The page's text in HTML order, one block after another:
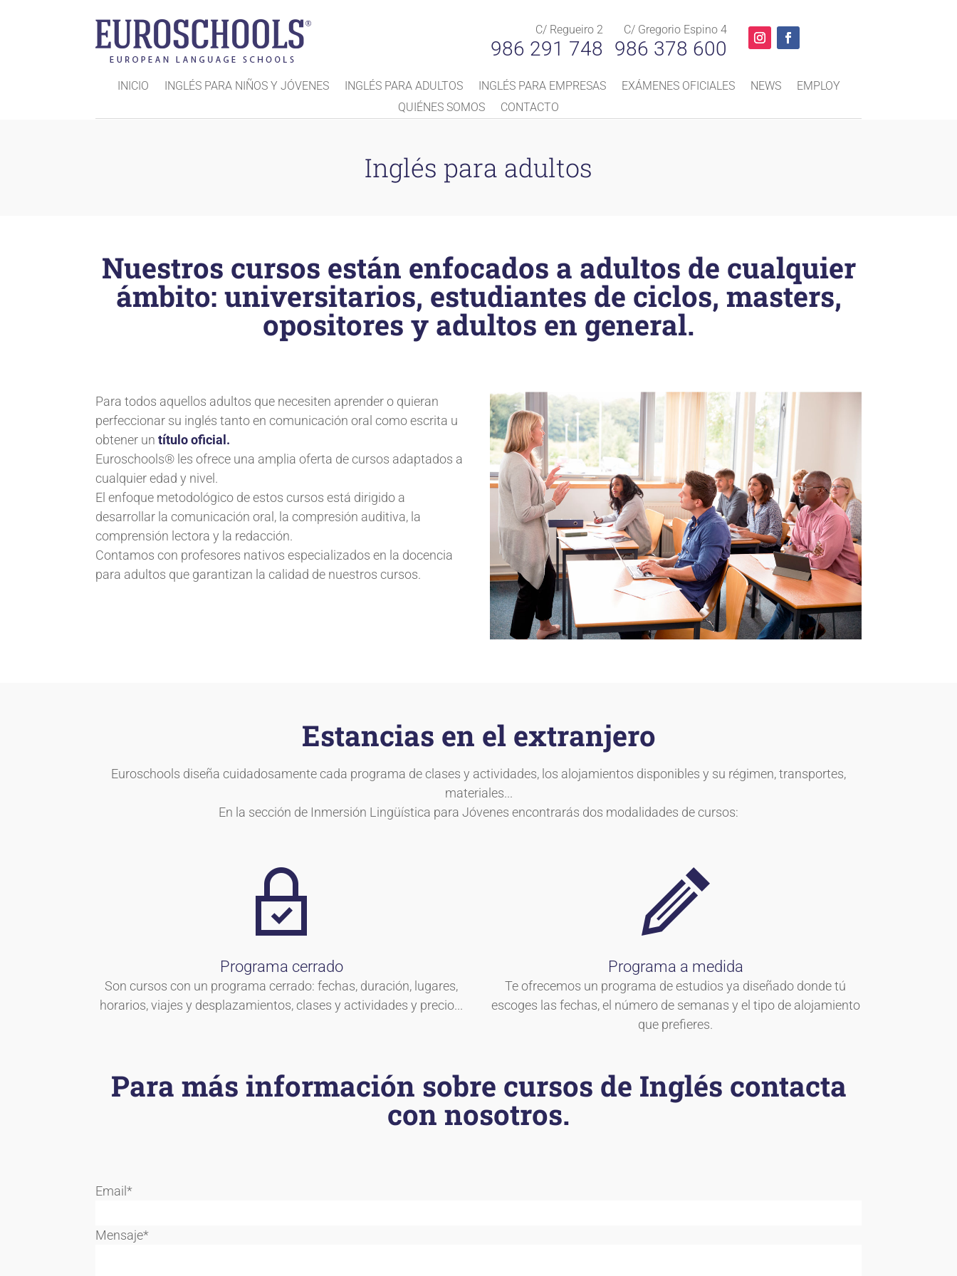
C/ Regueiro 2
986 291 748
C/ Gregorio Espino 4
986 378 600
INICIO INGLÉS PARA NIÑOS Y JÓVENES INGLÉS PARA ADULTOS INGLÉS PARA EMPRESAS EXÁMENES OFICIALES NEWS
EMPLOY
QUIÉNES SOMOS
CONTACTO
Inglés para adultos
Nuestros cursos están enfocados a adultos de cualquier
ámbito: universitarios, estudiantes de ciclos, masters,
opositores y adultos en general.
Para todos aquellos adultos que necesiten aprender o quieran
perfeccionar su inglés tanto en comunicación oral como escrita u
obtener untítulo oficial.
Euroschools® les ofrece una amplia oferta de cursos adaptados a
cualquier edad y nivel.
El enfoque metodológico de estos cursos está dirigido a
desarrollar la comunicación oral, la compresión auditiva, la
comprensión lectora y la redacción.
Contamos con profesores nativos especializados en la docencia
para adultos que garantizan la calidad de nuestros cursos.
Estancias en el extranjero
Euroschools diseña cuidadosamente cada programa de clases y actividades, los alojamientos disponibles y su régimen, transportes,
materiales...
En la sección de Inmersión Lingüística para Jóvenes encontrarás dos modalidades de cursos:
Programa cerrado
Son cursos con un programa cerrado: fechas, duración, lugares,
horarios, viajes y desplazamientos, clases y actividades y precio...
Programa a medida
Te ofrecemos un programa de estudios ya diseñado donde tú
escoges las fechas, el número de semanas y el tipo de alojamiento
que prefieres.
Para más información sobre cursos de Inglés contacta
con nosotros.
Email*
Mensaje*